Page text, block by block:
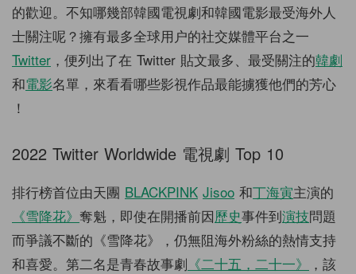
的歡迎。不知哪幾部韓國電視劇和韓國電影最受海外人
士關注呢？擁有最多全球用户的社交媒體平台之一
Twitter ，便列出了在 Twitter 貼文最多、最受關注的韓劇
和電影名單，來看看哪些影視作品最能擄獲他們的芳心
！
2022 Twitter Worldwide 電視劇 Top 10
排行榜首位由天團 BLACKPINK Jisoo 和丁海寅主演的
《雪降花》 奪魁，即使在開播前因歷史事件到演技問題
而爭議不斷的《雪降花》，仍無阻海外粉絲的熱情支持
和喜愛。第二名是青春故事劇 《二十五，二十一》
，該